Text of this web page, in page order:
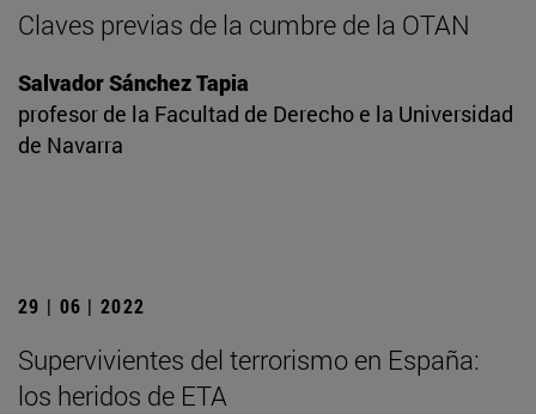
Claves previas de la cumbre de la OTAN
Salvador Sánchez Tapia
profesor de la Facultad de Derecho e la Universidad
de Navarra
29 | 06 | 2022
Supervivientes del terrorismo en España:
los heridos de ETA